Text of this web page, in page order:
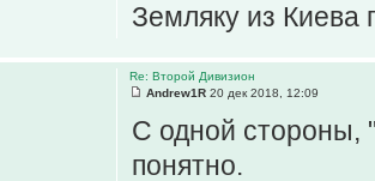
Земляку из Киева
Re: Второй Дивизион
Andrew1R 20 дек 2018, 12:09
С одной стороны,
понятно.